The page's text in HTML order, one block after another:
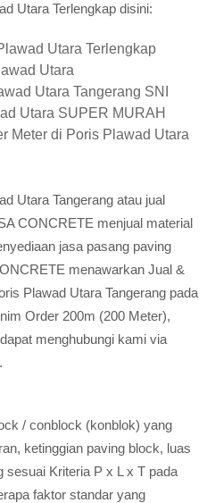
Utara Terlengkap disini:
Utara Terlengkap
Utara
Utara Tangerang SNI
Utara SUPER MURAH
Meter di Poris Plawad Utara
Utara Tangerang atau jual
CONCRETE menjual material
jasa pasang paving
menawarkan Jual &
Plawad Utara Tangerang pada
Order 200m (200 Meter),
menghubungi kami via
/ conblock (konblok) yang
ketinggian paving block, luas
sesuai Kriteria P x L x T pada
faktor standar yang